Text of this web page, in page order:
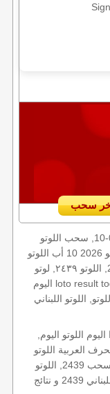
اليكم نتائج اللوتو الأثنين, الأثنين 2026-08-10, سحب اللوتو
2026-08-10, سحب اللوتو 2026 10 أب اللوتو, loto, lotto, نتيجة
اللوتو, نتيجة اللوتو ٢٤٣٩ نتيجة اللوتو 2439, اللوتو ٢٤٣٩, لوتو
اليوم loto result today, loto results today اللوتو هذا الاسبوع
اللوتو اليوم,
عو رقم سحب اللوتو ٢٤٣٩ بالحرف العربية اللوتو
1718, اللوتو 2026-08-10, اللوتو أرقام السحب 2439, اللوتو
الأثنين, 2439 الأثنين اللوتو اللبناني اللوتو اللبناني 2439 و نتائج